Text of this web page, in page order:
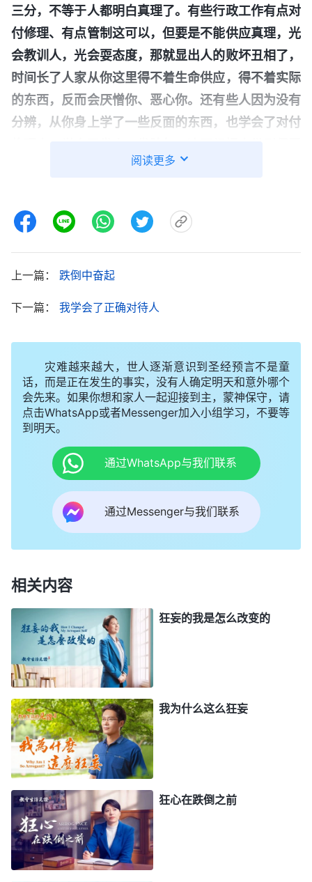
三分，不等于人都明白真理了。有些行政工作有点对
付修理、有点管制这可以，但要是不能供应真理，光
会教训人，光会耍态度，那就显出人的败坏丑相了，
时间长了人家从你这里得不着生命供应，得不着实际
的东西，反而会厌憎你、恶心你。还有些人因为没有
分辨，从你身上学了一些反面的东西，也学会了对付
的路上，带到沉沦的路上了吗？这不是作恶吗？作工
让人明白真理吗？这样作工时间长了，人家认识你的
本相了，都该弃绝你了，这能把人带到神面前吗？你
这是作工作吗？你这样作来作去都把人作没了，你还
作什么工作呀？有些带领不会交通真理解决问题，总
是瞎对付人显威风，让人都怕他，达到顺服他，这都
不了教会工作，就不能事奉神。”《话・卷三 末世基
督座谈纪要・有真理实际才能带领人》神的话揭示的就是
我的情形，这段时间，发现弟兄姊妹尽本分有什么难
处、偏差，我很少寻求真理，找出相应的神话语，针
对性地交通解决，更没给弟兄姊妹指出实行的路途，
就是凭着狂妄性情教训、指责、对付弟兄姊妹；看到
弟兄姊妹受我辖制，我也不反省，还觉得自己尽本分
有负担，是在体贴神心意，解决实际问题；神借着同
工提醒我不能凭血气随意对付人，我还是不放在心
上。结果有些弟兄姊妹被我对付消极了，都怕我、远
性情里让神厌憎，失去圣灵作工，落在黑暗中。神要
求做带领的本职工作是交通真理解决弟兄姊妹的问
题，能与弟兄姊妹站在平等的地位上，根据弟兄姊妹
的实际问题、难处交通神的话，交通自己的经历认识
来引导帮助人，就算是实行对付、揭露也是建立在交
通真理的基础上，点出问题的实质、要害，让人能明
白神的要求，看清自己存在的问题是什么性质，有什
么危害和后果，知道怎么做合乎真理原则，能按着神
的要求尽本分。可我不按着神的要求尽本分，认为作
工作就得严厉，发现弟兄姊妹的问题就得狠劲教训、
指责，只有这样他们才能认识到自己的问题，才能扭
转偏差，这样作工作才会有果效。现在看来，我的观
点实在太谬妄了！我这样作工完全是站在地位上，凭
阅读更多
上一篇： 跌倒中奋起
下一篇： 我学会了正确对待人
灾难越来越大，世人逐渐意识到圣经预言不是童
话，而是正在发生的事实，没有人确定明天和意外哪个
会先来。如果你想和家人一起迎接到主，蒙神保守，请
点击WhatsApp或者Messenger加入小组学习，不要等
到明天。
通过WhatsApp与我们联系
通过Messenger与我们联系
相关内容
狂妄的我是怎么改变的
我为什么这么狂妄
狂心在跌倒之前